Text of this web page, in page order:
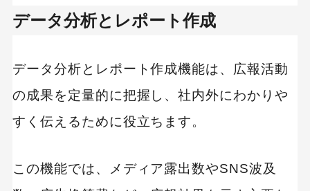
データ分析とレポート作成
データ分析とレポート作成機能は、広報活動
の成果を定量的に把握し、社内外にわかりや
すく伝えるために役立ちます。
この機能では、メディア露出数やSNS波及